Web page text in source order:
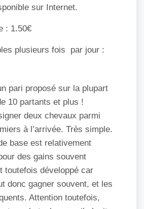
sur Internet.
: 1.50€
plusieurs fois par jour :
pari proposé sur la plupart
10 partants et plus !
deux chevaux parmi
à l’arrivée. Très simple.
base est relativement
des gains souvent
toutefois développé car
donc gagner souvent, et les
Attention toutefois,